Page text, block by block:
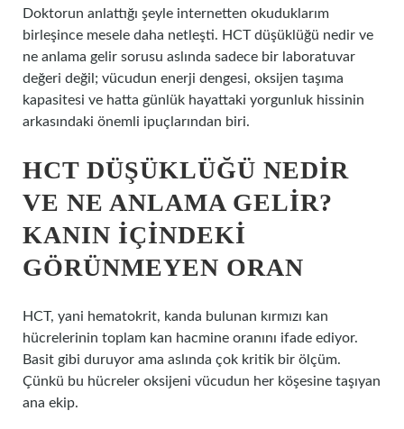
Doktorun anlattığı şeyle internetten okuduklarım
birleşince mesele daha netleşti. HCT düşüklüğü nedir ve
ne anlama gelir sorusu aslında sadece bir laboratuvar
değeri değil; vücudun enerji dengesi, oksijen taşıma
kapasitesi ve hatta günlük hayattaki yorgunluk hissinin
arkasındaki önemli ipuçlarından biri.
HCT DÜŞÜKLÜĞÜ NEDIR
VE NE ANLAMA GELIR?
KANIN IÇINDEKI
GÖRÜNMEYEN ORAN
HCT, yani hematokrit, kanda bulunan kırmızı kan
hücrelerinin toplam kan hacmine oranını ifade ediyor.
Basit gibi duruyor ama aslında çok kritik bir ölçüm.
Çünkü bu hücreler oksijeni vücudun her köşesine taşıyan
ana ekip.